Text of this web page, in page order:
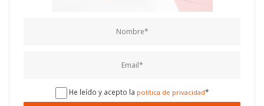
He leído y acepto la política de privacidad*